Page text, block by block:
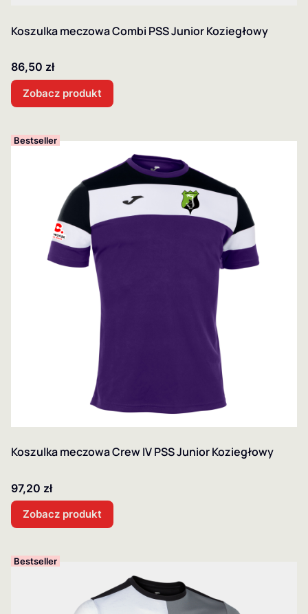
Koszulka meczowa Combi PSS Junior Koziegłowy
Cena
86,50 zł
Zobacz produkt
Bestseller
Koszulka meczowa Crew IV PSS Junior Koziegłowy
Cena
97,20 zł
Zobacz produkt
Bestseller